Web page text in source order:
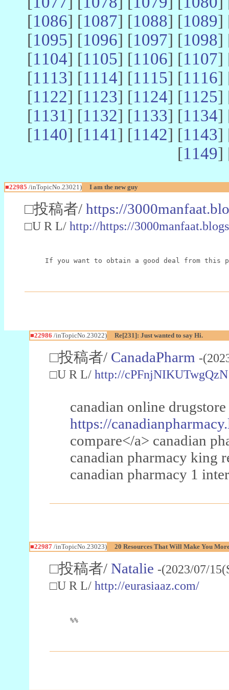
[1086] [1087] [1088] [1089]
[1095] [1096] [1097] [1098]
[1104] [1105] [1106] [1107]
[1113] [1114] [1115] [1116]
[1122] [1123] [1124] [1125]
[1131] [1132] [1133] [1134]
[1140] [1141] [1142] [1143]
[1149]
■22985 /inTopicNo.23021) I am the new guy
□投稿者/ https://
□U R L/ http://https://
If you want to obtain a good deal from this
■22986 /inTopicNo.23022) Re[231]: Just wanted to say Hi.
□投稿者/ CanadaPharm -
□U R L/ http://cPFnjNIKUTwgQzN
canadian online
https://
compare</a> canadian
canadian pharmacy king
canadian pharmacy 1
■22987/inTopicNo.23023) 20 Resources That Will Make You
□投稿者/ Natalie -(2023/07/
□U R L/ http://eurasiaaz.com/
%%